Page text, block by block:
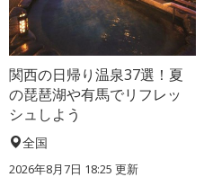
関西の日帰り温泉37選！夏
の琵琶湖や有馬でリフレッ
シュしよう
全国
2026年8月7日 18:25 更新